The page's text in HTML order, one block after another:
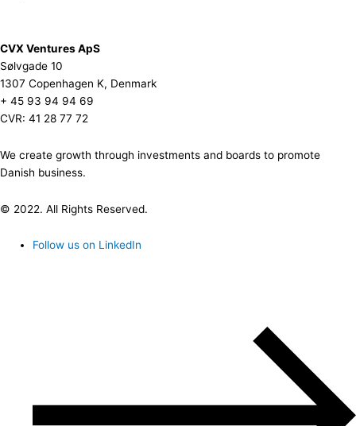
CVX Ventures ApS
Sølvgade 10
1307 Copenhagen K, Denmark
+ 45 93 94 94 69
CVR: 41 28 77 72
We create growth through investments and boards to promote
Danish business.
© 2022. All Rights Reserved.
Follow us on LinkedIn